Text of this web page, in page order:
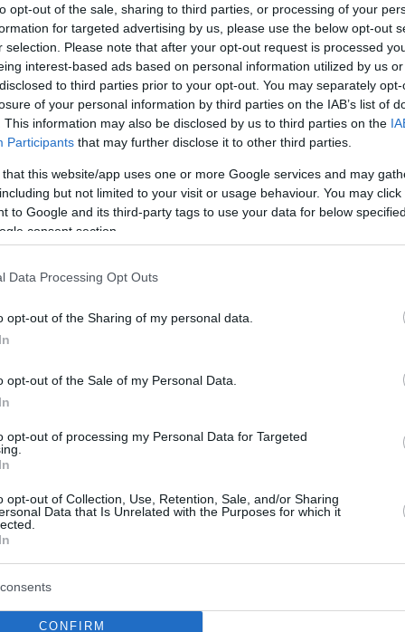
opt-out of the sale, sharing to third parties, or processing of your
for targeted advertising by us, please use the below opt-out
selection. Please note that after your opt-out request is processed
interest-based ads based on personal information utilized by us
to third parties prior to your opt-out. You may separately
of your personal information by third parties on the IAB’s list of
This information may also be disclosed by us to third parties on the
Participants that may further disclose it to other third parties.
that this website/app uses one or more Google services and may
but not limited to your visit or usage behaviour. You may
to Google and its third-party tags to use your data for below
consent section.
Data Processing Opt Outs
opt-out of the Sharing of my personal data.
opt-out of the Sale of my Personal Data.
opt-out of processing my Personal Data for Targeted
opt-out of Collection, Use, Retention, Sale, and/or Sharing
Data that Is Unrelated with the Purposes for which it
CONFIRM
πρόγραμμα διακανονισμών
αγρότες
του 15% ή 20% της οφειλής τους στη ΔΕΗ και
του υπολοίπου ποσού σε έως 18 ή 24 δόσεις
ρύθμιση οφειλών: Ανοιχτά
16:00 έως τέλος Σεπτεμβρίου
οφειλών – Το διευρυμένο ωράριο θα ισχύσει